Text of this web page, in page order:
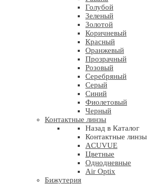
Голубой
Зеленый
Золотой
Коричневый
Красный
Оранжевый
Прозрачный
Розовый
Серебряный
Серый
Синий
Фиолетовый
Черный
Контактные линзы
Назад в Каталог
Контактные линзы
ACUVUE
Цветные
Однодневные
Air Optix
Бижутерия